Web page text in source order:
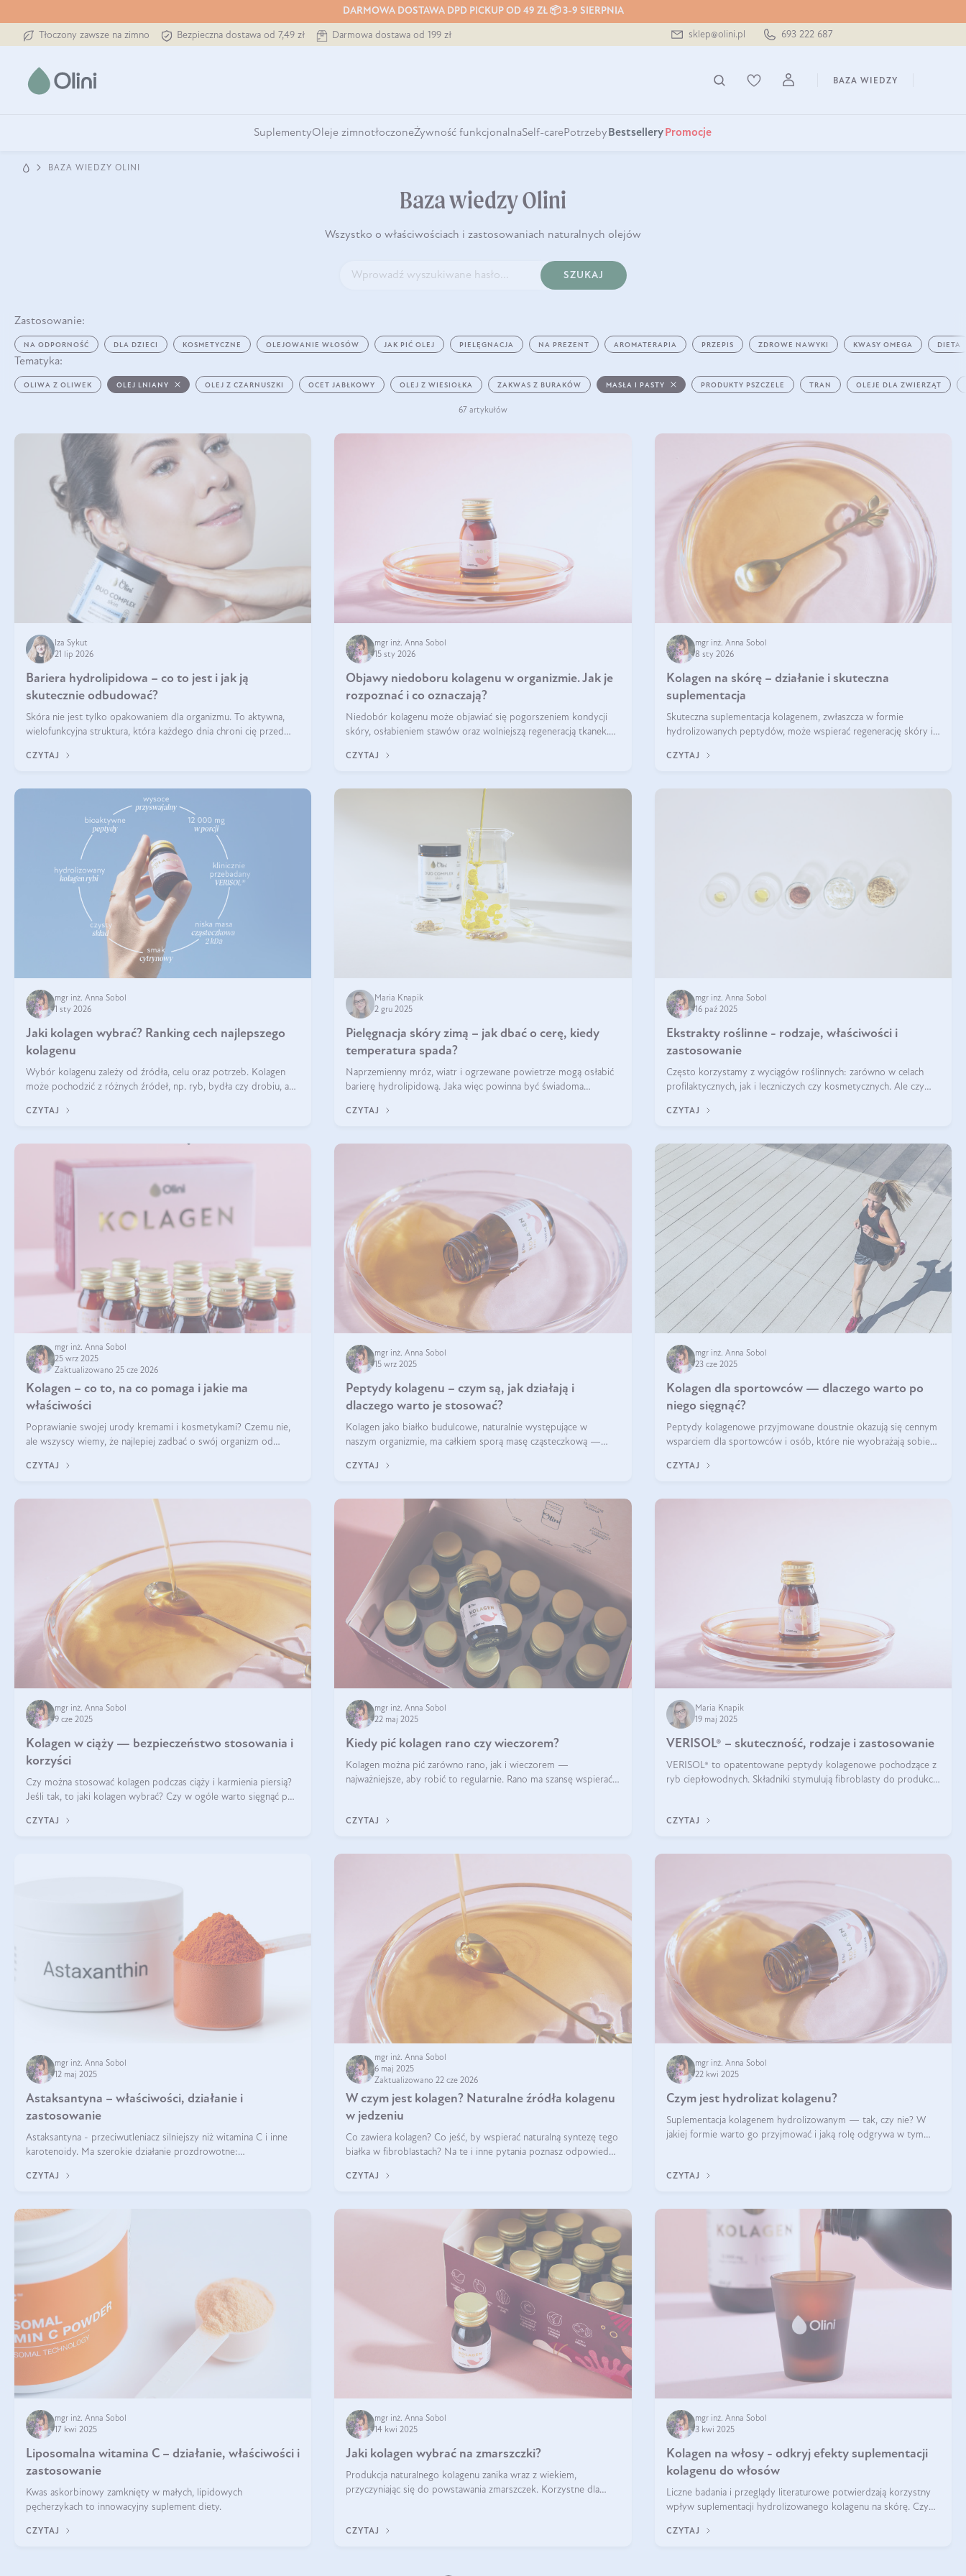
DARMOWA DOSTAWA DPD PICKUP OD 49 ZŁ 📦 3-9 SIERPNIA
Tłoczony zawsze na zimno Bezpieczna dostawa od 7,49 zł Darmowa dostawa od 199 zł sklep@olini.pl 693 222 687
BAZA WIEDZY
SuplementyOleje zimnotłoczoneŻywność funkcjonalnaSelf-carePotrzeby Bestsellery Promocje
BAZA WIEDZY OLINI
Baza wiedzy Olini
Wszystko o właściwościach i zastosowaniach naturalnych olejów
SZUKAJ
Zastosowanie:
NA ODPORNOŚĆ DLA DZIECI KOSMETYCZNE OLEJOWANIE WŁOSÓW JAK PIĆ OLEJ PIELĘGNACJA NA PREZENT AROMATERAPIA PRZEPIS ZDROWE NAWYKI KWASY OMEGA DIETA
Tematyka:
OLIWA Z OLIWEK OLEJ LNIANY OLEJ Z CZARNUSZKI OCET JABŁKOWY OLEJ Z WIESIOŁKA ZAKWAS Z BURAKÓW MASŁA I PASTY PRODUKTY PSZCZELE TRAN OLEJE DLA ZWIERZĄT
67 artykułów
Iza Sykut
21 lip 2026
Bariera hydrolipidowa – co to jest i jak ją
skutecznie odbudować?
Skóra nie jest tylko opakowaniem dla organizmu. To aktywna,
wielofunkcyjna struktura, która każdego dnia chroni cię przed
środowiskowymi. Jednym z jej kluczowych elementów jest
CZYTAJ
mgr inż. Anna Sobol
15 sty 2026
Objawy niedoboru kolagenu w organizmie. Jak je
rozpoznać i co oznaczają?
Niedobór kolagenu może objawiać się pogorszeniem kondycji
skóry, osłabieniem stawów oraz wolniejszą regeneracją tkanek.
skóry, bóle stawów, łamliwość paznokci oraz osłabienie włosów.
CZYTAJ
mgr inż. Anna Sobol
8 sty 2026
Kolagen na skórę – działanie i skuteczna
suplementacja
Skuteczna suplementacja kolagenem, zwłaszcza w formie
hydrolizowanych peptydów, może wspierać regenerację skóry i
regularnością stosowania.
CZYTAJ
mgr inż. Anna Sobol
1 sty 2026
Jaki kolagen wybrać? Ranking cech najlepszego
kolagenu
Wybór kolagenu zależy od źródła, celu oraz potrzeb. Kolagen
może pochodzić z różnych źródeł, np. ryb, bydła czy drobiu, a
sprawdza się kolagen rybi, a dla wspierania stawów — kolagen
CZYTAJ
Maria Knapik
2 gru 2025
Pielęgnacja skóry zimą – jak dbać o cerę, kiedy
temperatura spada?
Naprzemienny mróz, wiatr i ogrzewane powietrze mogą osłabić
barierę hydrolipidową. Jaka więc powinna być świadoma
CZYTAJ
mgr inż. Anna Sobol
16 paź 2025
Ekstrakty roślinne - rodzaje, właściwości i
zastosowanie
Często korzystamy z wyciągów roślinnych: zarówno w celach
profilaktycznych, jak i leczniczych czy kosmetycznych. Ale czy
tych substancji z roślin?
CZYTAJ
mgr inż. Anna Sobol
25 wrz 2025
Zaktualizowano 25 cze 2026
Kolagen – co to, na co pomaga i jakie ma
właściwości
Poprawianie swojej urody kremami i kosmetykami? Czemu nie,
ale wszyscy wiemy, że najlepiej zadbać o swój organizm od
zewnętrzny prezentował się zdrowo i atrakcyjnie. Stosowanie
CZYTAJ
mgr inż. Anna Sobol
15 wrz 2025
Peptydy kolagenu – czym są, jak działają i
dlaczego warto je stosować?
Kolagen jako białko budulcowe, naturalnie występujące w
naszym organizmie, ma całkiem sporą masę cząsteczkową —
formie, byłby trudno strawialny. Aby był lepiej przyswajalny i
CZYTAJ
mgr inż. Anna Sobol
23 cze 2025
Kolagen dla sportowców — dlaczego warto po
niego sięgnąć?
Peptydy kolagenowe przyjmowane doustnie okazują się cennym
wsparciem dla sportowców i osób, które nie wyobrażają sobie
CZYTAJ
mgr inż. Anna Sobol
9 cze 2025
Kolagen w ciąży — bezpieczeństwo stosowania i
korzyści
Czy można stosować kolagen podczas ciąży i karmienia piersią?
Jeśli tak, to jaki kolagen wybrać? Czy w ogóle warto sięgnąć po
CZYTAJ
mgr inż. Anna Sobol
22 maj 2025
Kiedy pić kolagen rano czy wieczorem?
Kolagen można pić zarówno rano, jak i wieczorem —
najważniejsze, aby robić to regularnie. Rano ma szansę wspierać
CZYTAJ
Maria Knapik
19 maj 2025
VERISOL® – skuteczność, rodzaje i zastosowanie
VERISOL® to opatentowane peptydy kolagenowe pochodzące z
ryb ciepłowodnych. Składniki stymulują fibroblasty do produkcji
komórek skóry.
CZYTAJ
mgr inż. Anna Sobol
12 maj 2025
Astaksantyna – właściwości, działanie i
zastosowanie
Astaksantyna - przeciwutleniacz silniejszy niż witamina C i inne
karotenoidy. Ma szerokie działanie prozdrowotne:
CZYTAJ
mgr inż. Anna Sobol
6 maj 2025
Zaktualizowano 22 cze 2026
W czym jest kolagen? Naturalne źródła kolagenu
w jedzeniu
Co zawiera kolagen? Co jeść, by wspierać naturalną syntezę tego
białka w fibroblastach? Na te i inne pytania poznasz odpowiedź
CZYTAJ
mgr inż. Anna Sobol
22 kwi 2025
Czym jest hydrolizat kolagenu?
Suplementacja kolagenem hydrolizowanym — tak, czy nie? W
jakiej formie warto go przyjmować i jaką rolę odgrywa w tym
CZYTAJ
mgr inż. Anna Sobol
17 kwi 2025
Liposomalna witamina C – działanie, właściwości i
zastosowanie
Kwas askorbinowy zamknięty w małych, lipidowych
pęcherzykach to innowacyjny suplement diety.
CZYTAJ
mgr inż. Anna Sobol
14 kwi 2025
Jaki kolagen wybrać na zmarszczki?
Produkcja naturalnego kolagenu zanika wraz z wiekiem,
przyczyniając się do powstawania zmarszczek. Korzystne dla
CZYTAJ
mgr inż. Anna Sobol
3 kwi 2025
Kolagen na włosy - odkryj efekty suplementacji
kolagenu do włosów
Liczne badania i przeglądy literaturowe potwierdzają korzystny
wpływ suplementacji hydrolizowanego kolagenu na skórę. Czy
CZYTAJ